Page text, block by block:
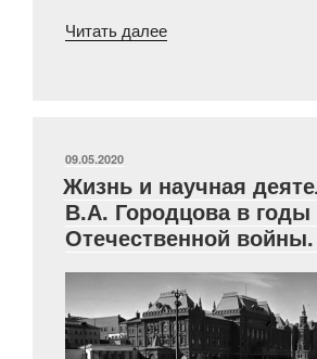
Читать далее«Фарфоровая
ОПУБЛИКОВАНО
09.05.2020
Жизнь и научная
В.А. Городцова в годы
Отечественной